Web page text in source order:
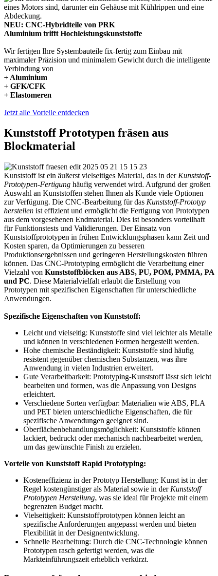
NEU: CNC-Hybridteile von PRK
Aluminium trifft Hochleistungskunststoffe
Wir fertigen Ihre Systembauteile fix-fertig zum Einbau mit
maximaler Präzision und minimalem Gewicht durch die intelligente
Verbindung von
+ Aluminium
+ GFK/CFK
+ Elastomeren
Jetzt alle Vorteile entdecken
Kunststoff Prototypen fräsen aus
Blockmaterial
Kunststoff ist ein äußerst vielseitiges Material, das in der Kunststoff-
Prototypen-Fertigung häufig verwendet wird. Aufgrund der großen
Auswahl an Kunststoffen stehen Ihnen als Kunde viele Optionen
zur Verfügung. Die CNC-Bearbeitung für das Kunststoff-Prototyp
herstellen ist effizient und ermöglicht die Fertigung von Prototypen
aus dem vorgesehenen Endmaterial. Dies ist besonders vorteilhaft
für Funktionstests und Validierungen. Der Einsatz von
Kunststoffprototypen in frühen Entwicklungsphasen kann Zeit und
Kosten sparen, da Optimierungen zu besseren
Produktionsergebnissen und geringeren Herstellungskosten führen
können. Das CNC-Prototyping ermöglicht die Verarbeitung einer
Vielzahl von Kunststoffblöcken aus ABS, PU, POM, PMMA, PA
und PC. Diese Materialvielfalt erlaubt die Erstellung von
Prototypen mit spezifischen Eigenschaften für unterschiedliche
Anwendungen.
Spezifische Eigenschaften von Kunststoff:
Leicht und vielseitig: Kunststoffe sind viel leichter als Metalle
und können in verschiedenen Formen hergestellt werden.
Hohe chemische Beständigkeit: Kunststoffe sind häufig
resistent gegenüber chemischen Substanzen, was ihre
Anwendung in vielen Industrien erweitert.
Gute Verarbeitbarkeit: Prototyping-Kunststoff lässt sich leicht
bearbeiten und formen, was die Anpassung von Designs
erleichtert.
Verschiedene Sorten verfügbar: Materialien wie ABS, PLA
und PET bieten unterschiedliche Eigenschaften, die für
spezifische Anwendungen geeignet sind.
Oberflächenbehandlungsmöglichkeit: Kunststoffe können
lackiert, bedruckt oder mechanisch nachbearbeitet werden,
um das gewünschte Finish zu erzielen.
Vorteile von Kunststoff Rapid Prototyping:
Kosteneffizienz in der Prototyp Herstellung: Kunst ist in der
Regel kostengünstiger als Material sowie in der Kunststoff
Prototypen Herstellung, was sie ideal für Projekte mit einem
begrenzten Budget macht.
Vielseitigkeit: Kunststoffprototypen können leicht an
spezifische Anforderungen angepasst werden und bieten
Flexibilität in der Designentwicklung.
Schnelle Bearbeitung: Durch die CNC-Technologie können
Prototypen rasch gefertigt werden, was die
Markteinführungszeit erheblich verkürzt.